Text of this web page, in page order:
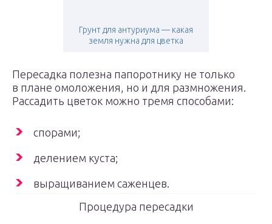
Грунт для антуриума — какая
земля нужна для цветка
Пересадка полезна папоротнику не только
в плане омоложения, но и для размножения.
Рассадить цветок можно тремя способами:
спорами;
делением куста;
выращиванием саженцев.
Процедура пересадки